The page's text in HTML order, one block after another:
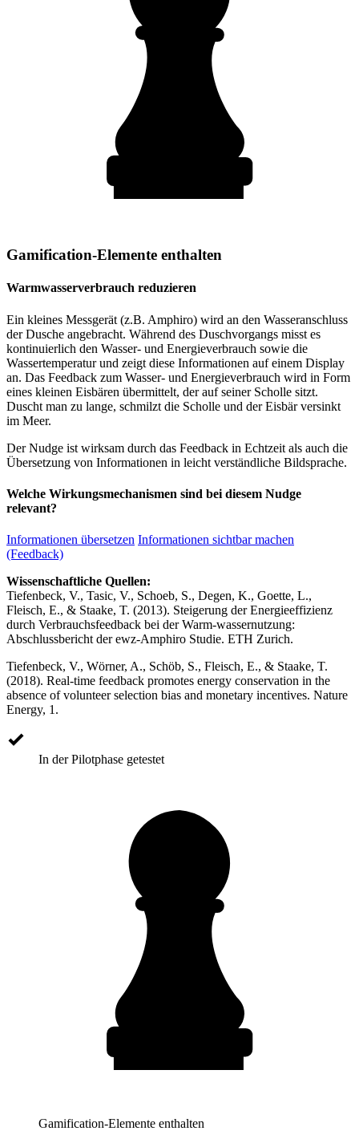
Gamification-Elemente enthalten
Warmwasserverbrauch reduzieren
Ein kleines Messgerät (z.B. Amphiro) wird an den Wasseranschluss
der Dusche angebracht. Während des Duschvorgangs misst es
kontinuierlich den Wasser- und Energieverbrauch sowie die
Wassertemperatur und zeigt diese Informationen auf einem Display
an. Das Feedback zum Wasser- und Energieverbrauch wird in Form
eines kleinen Eisbären übermittelt, der auf seiner Scholle sitzt.
Duscht man zu lange, schmilzt die Scholle und der Eisbär versinkt
im Meer.
Der Nudge ist wirksam durch das Feedback in Echtzeit als auch die
Übersetzung von Informationen in leicht verständliche Bildsprache.
Welche Wirkungsmechanismen sind bei diesem Nudge
relevant?
Informationen übersetzen Informationen sichtbar machen
(Feedback)
Wissenschaftliche Quellen:
Tiefenbeck, V., Tasic, V., Schoeb, S., Degen, K., Goette, L.,
Fleisch, E., & Staake, T. (2013). Steigerung der Energieeffizienz
durch Verbrauchsfeedback bei der Warm-wassernutzung:
Abschlussbericht der ewz-Amphiro Studie. ETH Zurich.
Tiefenbeck, V., Wörner, A., Schöb, S., Fleisch, E., & Staake, T.
(2018). Real-time feedback promotes energy conservation in the
absence of volunteer selection bias and monetary incentives. Nature
Energy, 1.
In der Pilotphase getestet
Gamification-Elemente enthalten